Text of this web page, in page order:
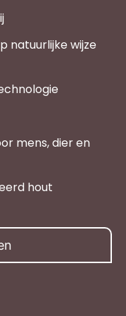
natuurlijke wijze
mens, dier en
hout